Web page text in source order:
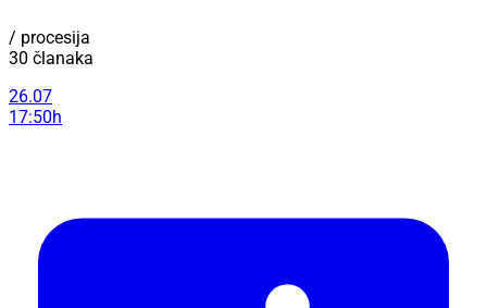
/ procesija
30 članaka
26.07
17:50h